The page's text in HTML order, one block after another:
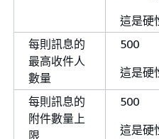
這是硬
每則訊息的
最高收件人
數量
500
這是硬
每則訊息的
附件數量上
限
500
這是硬